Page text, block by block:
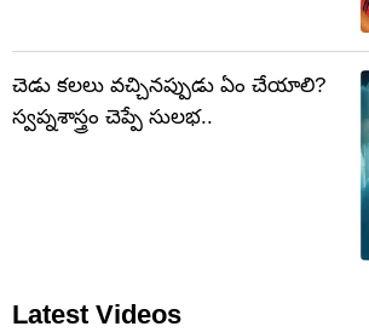
చెడు కలలు వచ్చినప్పుడు ఏం చేయాలి?
స్వప్నశాస్త్రం చెప్పే సులభ..
Latest Videos